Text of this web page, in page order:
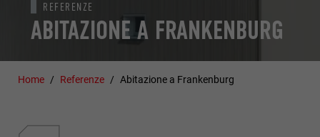
ABITAZIONE A FRANKENBURG
REFERENZE
Home Referenze Abitazione a Frankenburg